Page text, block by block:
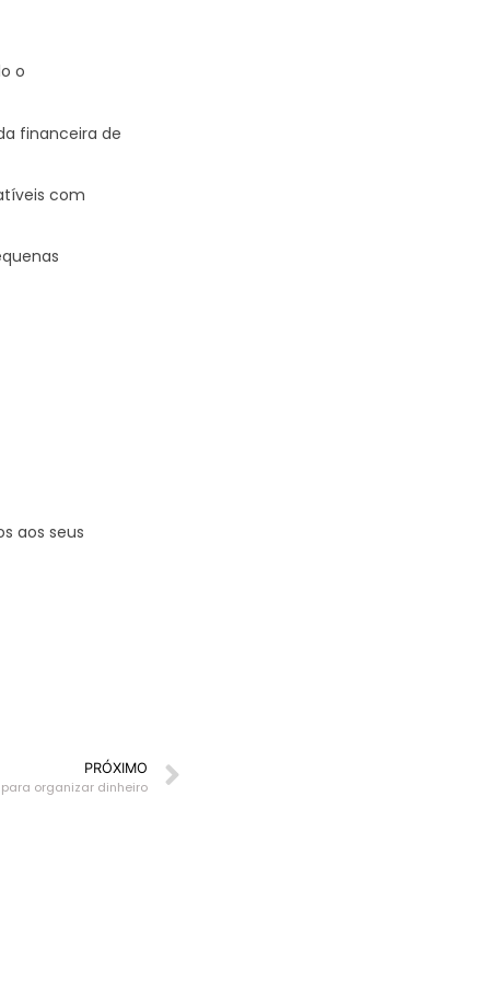
o
financeira de
com
aos seus
PRÓXIMO
organizar dinheiro